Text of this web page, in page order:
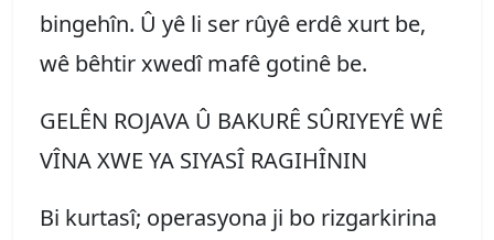
bingehîn. Û yê li ser rûyê erdê xurt be,
wê bêhtir xwedî mafê gotinê be.
GELÊN ROJAVA Û BAKURÊ SÛRIYEYÊ WÊ
VÎNA XWE YA SIYASÎ RAGIHÎNIN
Bi kurtasî; operasyona ji bo rizgarkirina